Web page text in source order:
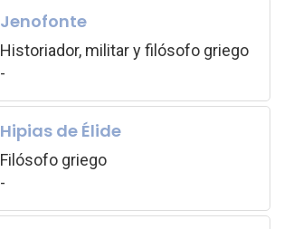
Jenofonte
Historiador, militar y filósofo griego
-
Hipias de Élide
Filósofo griego
-